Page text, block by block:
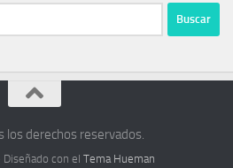
los derechos reservados.
Diseñado con elTema Hueman